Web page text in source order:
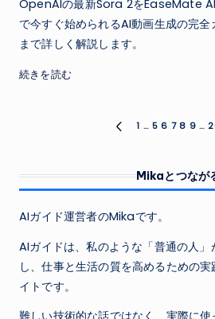
OpenAIの最新Sora 2をEaseMate
で今すぐ始められるAI動画生成の完
まで詳しく解説します。
続きを読む
の
ペ
ー
ジ
送
PREVIOUS
1 … 5 6 7 8 9 …
Mikaとつなが
AIガイド運営者のMikaです。
AIガイドは、私のような「普通の人
し、仕事と生活の質を高めるための
イトです。